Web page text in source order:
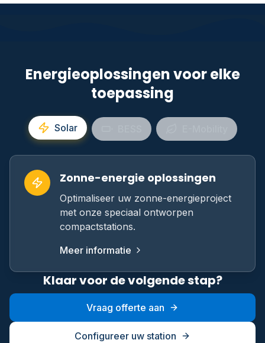
Energieoplossingen voor elke
toepassing
Solar
Zonne-energie oplossingen
Optimaliseer uw zonne-energieproject
met onze speciaal ontworpen
compactstations.
Meer informatie
Klaar voor de volgende stap?
Vraag offerte aan
Configureer uw station